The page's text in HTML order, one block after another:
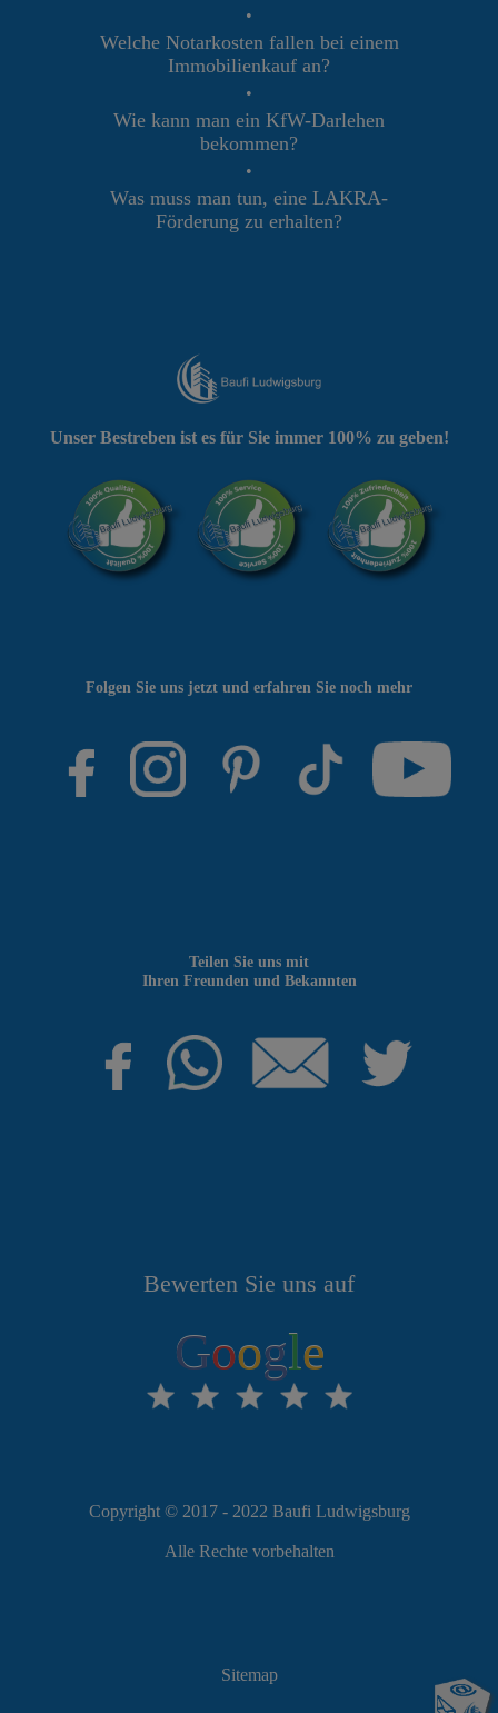
•
Welche Notarkosten fallen bei einem
Immobilienkauf an?
•
Wie kann man ein KfW-Darlehen
bekommen?
•
Was muss man tun, eine LAKRA-
Förderung zu erhalten?
Bewerten Sie uns auf
Google
Teilen Sie uns mit
Ihren Freunden und Bekannten
Folgen Sie uns jetzt und erfahren Sie noch mehr
Unser Bestreben ist es für Sie immer 100% zu geben!
Copyright © 2017 - 2022 Baufi Ludwigsburg
Alle Rechte vorbehalten
Sitemap